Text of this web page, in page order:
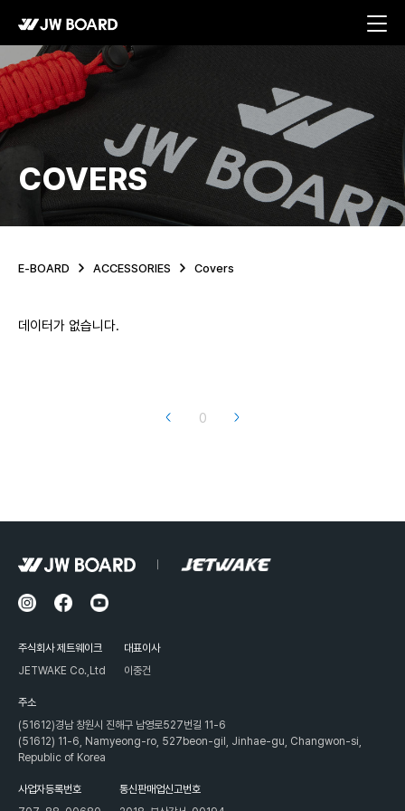
COVERS
E-BOARD ACCESSORIES Covers
데이터가 없습니다.
0
주식회사 제트웨이크
JETWAKE Co.,Ltd
대표이사
이중건
주소
(51612)경남 창원시 진해구 남영로527번길 11-6
(51612) 11-6, Namyeong-ro, 527beon-gil, Jinhae-gu, Changwon-si,
Republic of Korea
사업자등록번호
통신판매업신고번호